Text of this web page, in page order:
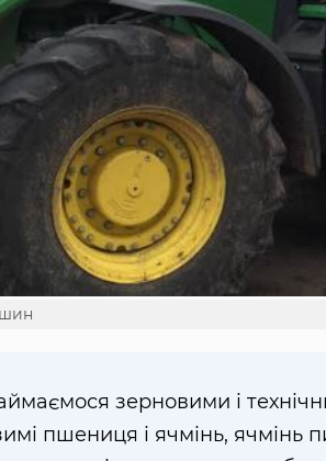
зерновими і
пшениця і ячмінь, ячмінь